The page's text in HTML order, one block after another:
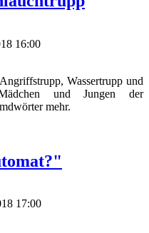
16:00
Wassertrupp und
und Jungen der
mehr.
17:00